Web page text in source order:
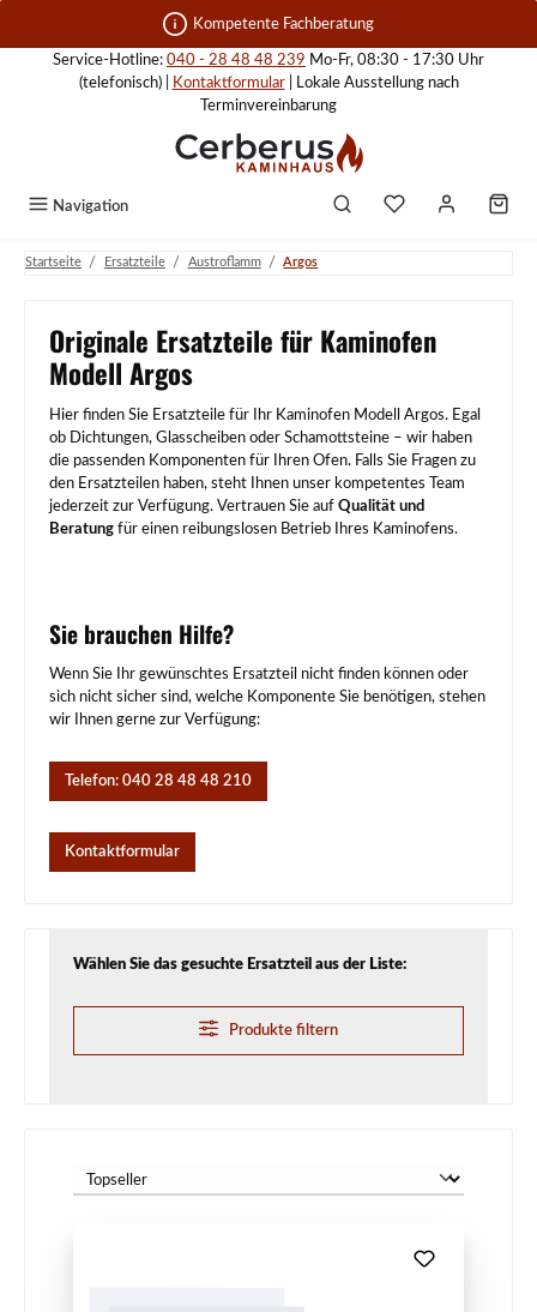
Zum Hauptinhalt springen Kompetente Fachberatung
Service-Hotline: 040 - 28 48 48 239 Mo-Fr, 08:30 - 17:30 Uhr
(telefonisch) |
Kontaktformular| Lokale Ausstellung nach
Terminvereinbarung
Navigation
Startseite / Ersatzteile / Austroflamm / Argos
Originale Ersatzteile für Kaminofen
Modell Argos
Hier finden Sie Ersatzteile für Ihr Kaminofen Modell Argos. Egal
ob Dichtungen, Glasscheiben oder Schamottsteine – wir haben
die passenden Komponenten für Ihren Ofen. Falls Sie Fragen zu
den Ersatzteilen haben, steht Ihnen unser kompetentes Team
jederzeit zur Verfügung. Vertrauen Sie auf Qualität und
Beratung für einen reibungslosen Betrieb Ihres Kaminofens.
Sie brauchen Hilfe?
Wenn Sie Ihr gewünschtes Ersatzteil nicht finden können oder
sich nicht sicher sind, welche Komponente Sie benötigen, stehen
wir Ihnen gerne zur Verfügung:
Telefon: 040 28 48 48 210
Kontaktformular
Wählen Sie das gesuchte Ersatzteil aus der Liste:
Produkte filtern